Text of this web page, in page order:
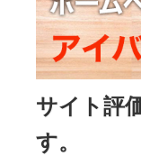
サイト評
す。